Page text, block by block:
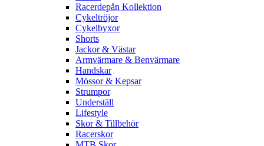
Racerdepån Kollektion
Cykeltröjor
Cykelbyxor
Shorts
Jackor & Västar
Armvärmare & Benvärmare
Handskar
Mössor & Kepsar
Strumpor
Underställ
Lifestyle
Skor & Tillbehör
Racerskor